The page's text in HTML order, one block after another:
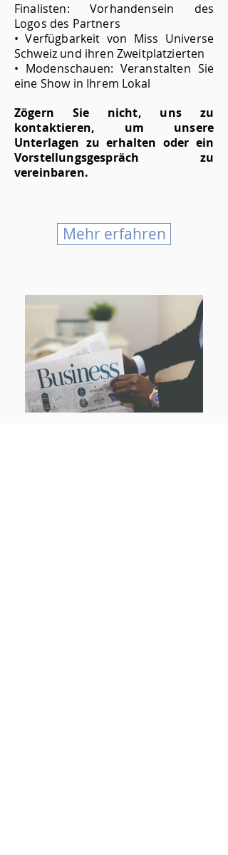
Finalisten: Vorhandensein des
Logos des Partners
• Verfügbarkeit von Miss Universe
Schweiz und ihren Zweitplatzierten
• Modenschauen: Veranstalten Sie
eine Show in Ihrem Lokal
Zögern Sie nicht, uns zu
kontaktieren, um unsere
Unterlagen zu erhalten oder ein
Vorstellungsgespräch zu
vereinbaren.
Mehr erfahren